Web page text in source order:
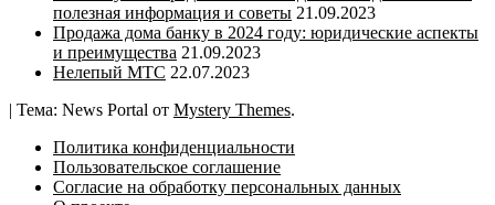
полезная информация и советы 21.09.2023
Продажа дома банку в 2024 году: юридические аспекты
и преимущества 21.09.2023
Нелепый МТС 22.07.2023
Тема: News Portal от Mystery Themes.
Политика конфиденциальности
Пользовательское соглашение
Согласие на обработку персональных данных